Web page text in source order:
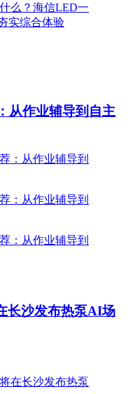
从作业辅导到自主
长沙发布热泵AI场